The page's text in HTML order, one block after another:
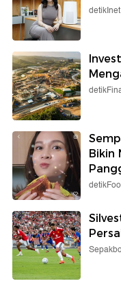
detikInet
Bikin